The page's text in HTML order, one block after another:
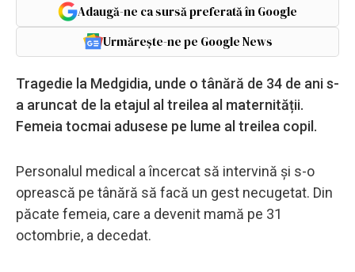
Adaugă-ne ca sursă preferată în Google
Urmărește-ne pe Google News
Tragedie la Medgidia, unde o tânără de 34 de ani s-
a aruncat de la etajul al treilea al maternității.
Femeia tocmai adusese pe lume al treilea copil.
Personalul medical a încercat să intervină și s-o
oprească pe tânără să facă un gest necugetat. Din
păcate femeia, care a devenit mamă pe 31
octombrie, a decedat.